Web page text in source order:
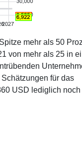
mehr als 50
von mehr als 25 in
für das
USD lediglich noch